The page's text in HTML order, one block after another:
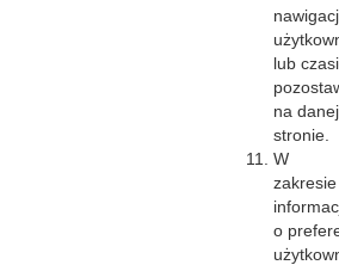
lub
na danej
stronie.
W
zakresie
o